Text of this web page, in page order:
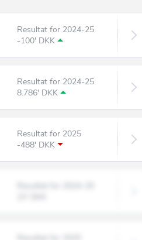
Resultat for 2024-25
-100' DKK
Resultat for 2024-25
8.786' DKK
Resultat for 2025
-488' DKK